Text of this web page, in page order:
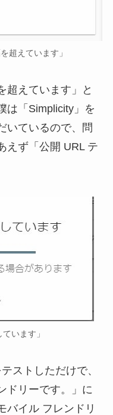
超えています」
超えています」と
は「Simplicity」を
いているので、問
えず「公開 URL テ
います」
ストしただけで、
ドリーです。」に
バイル フレンドリ